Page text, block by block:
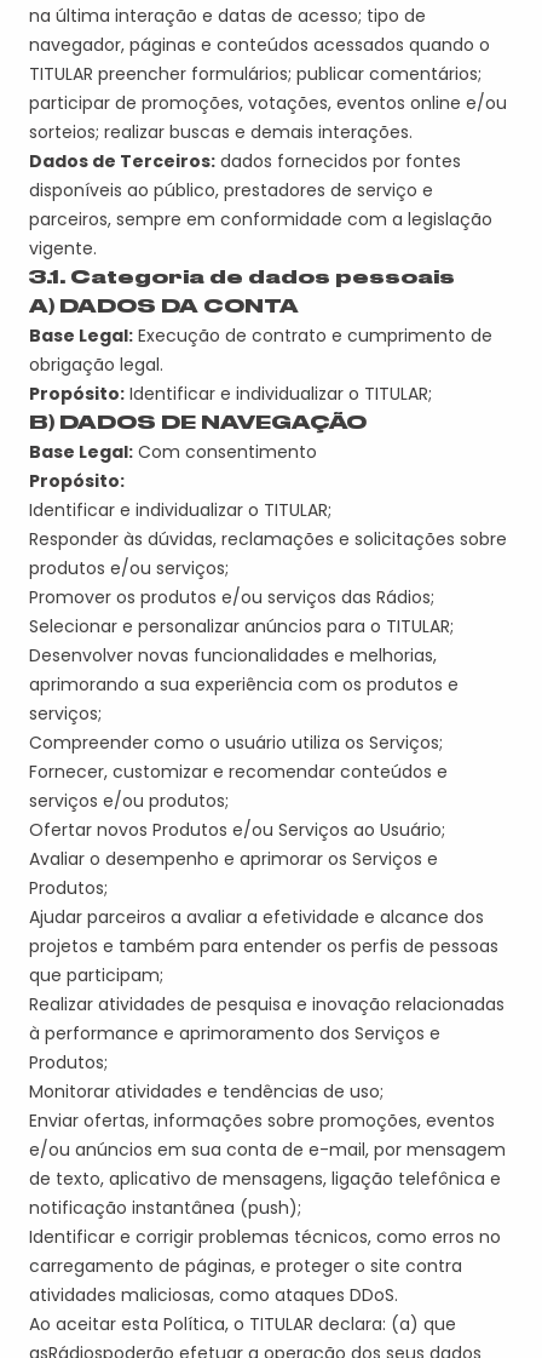
na última interação e datas de acesso; tipo de
navegador, páginas e conteúdos acessados quando o
TITULAR preencher formulários; publicar comentários;
participar de promoções, votações, eventos online e/ou
sorteios; realizar buscas e demais interações.
Dados de Terceiros: dados fornecidos por fontes
disponíveis ao público, prestadores de serviço e
parceiros, sempre em conformidade com a legislação
vigente.
3.1. Categoria de dados pessoais
A) DADOS DA CONTA
Base Legal: Execução de contrato e cumprimento de
obrigação legal.
Propósito: Identificar e individualizar o TITULAR;
B) DADOS DE NAVEGAÇÃO
Base Legal: Com consentimento
Propósito:
Identificar e individualizar o TITULAR;
Responder às dúvidas, reclamações e solicitações sobre
produtos e/ou serviços;
Promover os produtos e/ou serviços das Rádios;
Selecionar e personalizar anúncios para o TITULAR;
Desenvolver novas funcionalidades e melhorias,
aprimorando a sua experiência com os produtos e
serviços;
Compreender como o usuário utiliza os Serviços;
Fornecer, customizar e recomendar conteúdos e
serviços e/ou produtos;
Ofertar novos Produtos e/ou Serviços ao Usuário;
Avaliar o desempenho e aprimorar os Serviços e
Produtos;
Ajudar parceiros a avaliar a efetividade e alcance dos
projetos e também para entender os perfis de pessoas
que participam;
Realizar atividades de pesquisa e inovação relacionadas
à performance e aprimoramento dos Serviços e
Produtos;
Monitorar atividades e tendências de uso;
Enviar ofertas, informações sobre promoções, eventos
e/ou anúncios em sua conta de e-mail, por mensagem
de texto, aplicativo de mensagens, ligação telefônica e
notificação instantânea (push);
Identificar e corrigir problemas técnicos, como erros no
carregamento de páginas, e proteger o site contra
atividades maliciosas, como ataques DDoS.
Ao aceitar esta Política, o TITULAR declara: (a) que
asRádiospoderão efetuar a operação dos seus dados